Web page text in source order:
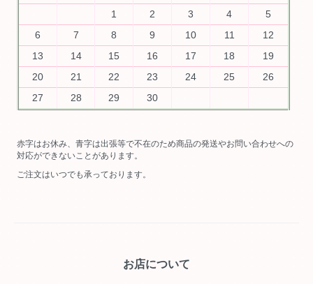
1
2 3 4
5
6
7 8 9 10 11
12
13
14 15 16 17 18
19
20
21 22 23 24 25
26
27
28 29 30
赤字はお休み、青字は出張等で不在のため商品の発送やお問い合わせへの
対応ができないことがあります。
ご注文はいつでも承っております。
お店について